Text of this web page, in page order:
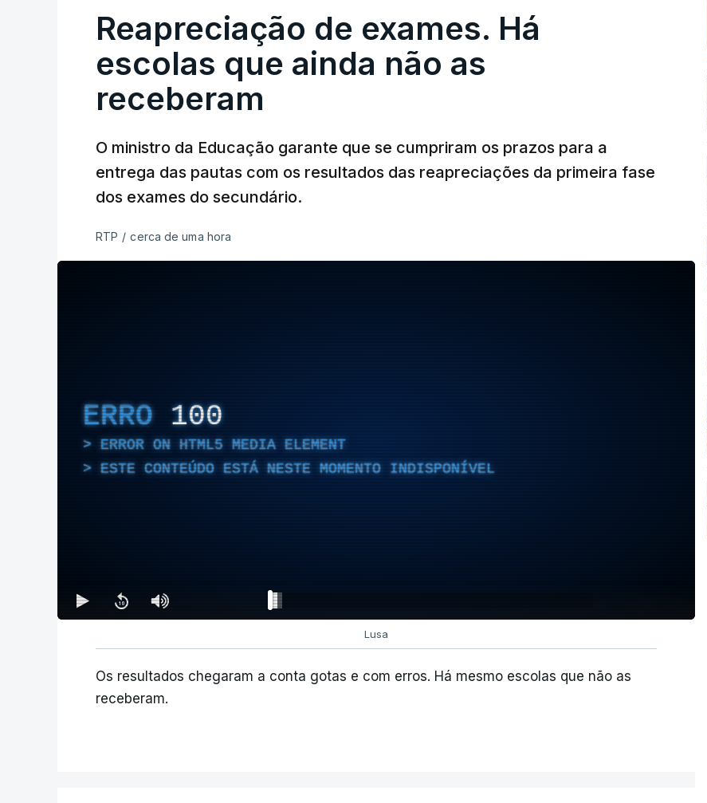
Reapreciação de exames. Há
escolas que ainda não as
receberam
O ministro da Educação garante que se cumpriram os prazos para a
entrega das pautas com os resultados das reapreciações da primeira fase
dos exames do secundário.
RTP / cerca de uma hora
ERRO 100
ERROR ON HTML5 MEDIA ELEMENT
ESTE CONTEÚDO ESTÁ NESTE MOMENTO INDISPONÍVEL
Lusa
Os resultados chegaram a conta gotas e com erros. Há mesmo escolas que não as
receberam.